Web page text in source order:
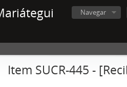
Navegar
Item SUCR-445 -